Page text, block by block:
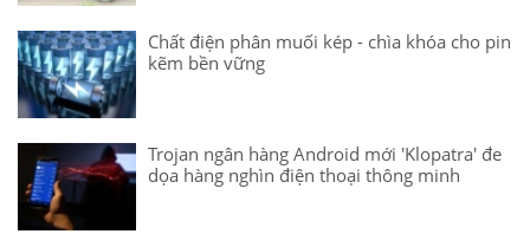
Chất điện phân muối kép - chìa khóa cho pin
kẽm bền vững
Trojan ngân hàng Android mới 'Klopatra' đe
dọa hàng nghìn điện thoại thông minh